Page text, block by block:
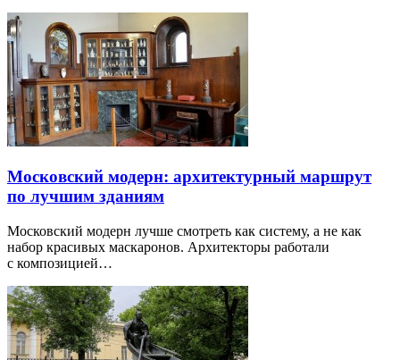
Московский модерн: архитектурный маршрут
по лучшим зданиям
Московский модерн лучше смотреть как систему, а не как
набор красивых маскаронов. Архитекторы работали
с композицией…